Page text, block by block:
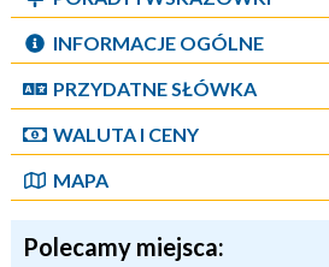
INFORMACJE OGÓLNE
PRZYDATNE SŁÓWKA
WALUTA I CENY
MAPA
Polecamy miejsca: